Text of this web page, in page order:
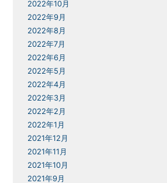
2022年10月
2022年9月
2022年8月
2022年7月
2022年6月
2022年5月
2022年4月
2022年3月
2022年2月
2022年1月
2021年12月
2021年11月
2021年10月
2021年9月